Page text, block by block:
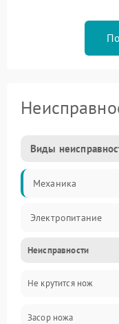
Виды
Механика
Электропитание
Неисправности
Не крутится нож
Засор ножа